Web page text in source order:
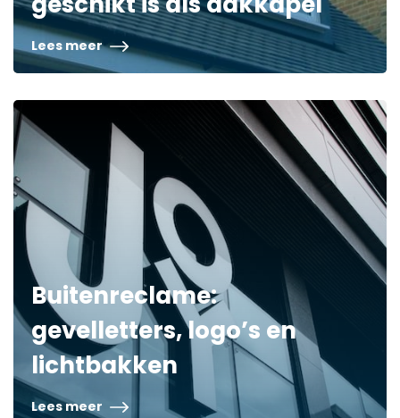
Lees meer
Buitenreclame:
gevelletters, logo’s en
lichtbakken
Lees meer